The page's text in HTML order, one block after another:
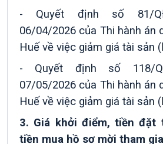
- Quyết định số 81/
06/04/2026 của Thi hành án
Huế về việc giảm giá tài sản
- Quyết định số 118/
07/05/2026 của Thi hành án
Huế về việc giảm giá tài sản
3. Giá khởi điểm, tiền đặt
tiền mua hồ sơ mời tham